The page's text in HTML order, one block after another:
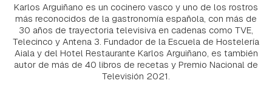
Karlos Arguiñano es un cocinero vasco y uno de los rostros
más reconocidos de la gastronomía española, con más de
30 años de trayectoria televisiva en cadenas como TVE,
Telecinco y Antena 3. Fundador de la Escuela de Hostelería
Aiala y del Hotel Restaurante Karlos Arguiñano, es también
autor de más de 40 libros de recetas y Premio Nacional de
Televisión 2021.